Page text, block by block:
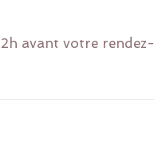
avant votre rendez-